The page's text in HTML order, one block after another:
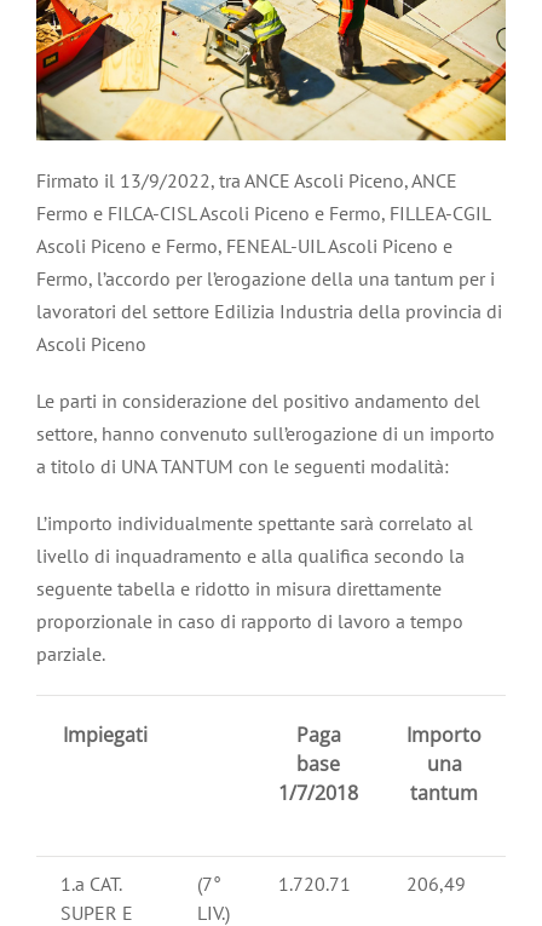
Firmato il 13/9/2022, tra ANCE Ascoli Piceno, ANCE
Fermo e FILCA-CISL Ascoli Piceno e Fermo, FILLEA-CGIL
Ascoli Piceno e Fermo, FENEAL-UIL Ascoli Piceno e
Fermo, l’accordo per l’erogazione della una tantum per i
lavoratori del settore Edilizia Industria della provincia di
Ascoli Piceno
Le parti in considerazione del positivo andamento del
settore, hanno convenuto sull’erogazione di un importo
a titolo di UNA TANTUM con le seguenti modalità:
L’importo individualmente spettante sarà correlato al
livello di inquadramento e alla qualifica secondo la
seguente tabella e ridotto in misura direttamente
proporzionale in caso di rapporto di lavoro a tempo
parziale.
Impiegati
Paga
base
1/7/2018
Importo
una
tantum
1.a CAT.
SUPER E
(7°
LIV.)
1.720.71 206,49